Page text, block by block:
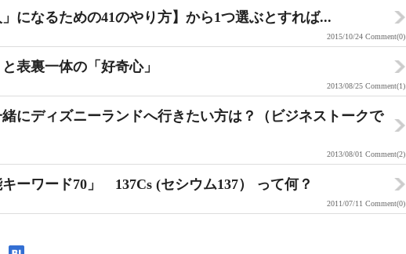
」になるための41のやり方】から1つ選ぶとすれば...
2015/10/24 Comment(0)
表裏一体の「好奇心」
2013/08/25 Comment(1)
にディズニーランドへ行きたい方は？（ビジネストークで
2013/08/01 Comment(2)
ーワード70」 137Cs (セシウム137） って何？
2011/07/11 Comment(0)